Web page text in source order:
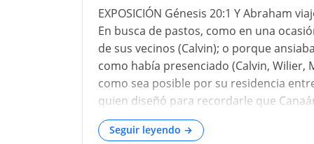
EXPOSICIÓN Génesis 20:1 Y Abraham
En busca de pastos, como en una
de sus vecinos (Calvin); o porque
como había presenciado (Calvin,
como sea posible por su residencia
quien diseñó para recordarle que
sino a una peregrinación constante
de Palestina ...
Seguir leyendo →